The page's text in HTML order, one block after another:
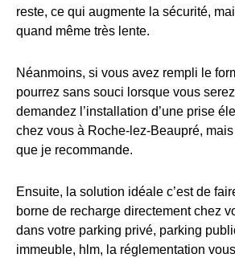
reste, ce qui augmente la sécurité,
quand même très lente.
Néanmoins, si vous avez rempli le
pourrez sans souci lorsque vous
demandez l’installation d’une prise
chez vous à Roche-lez-Beaupré, mais
que je recommande.
Ensuite, la solution idéale c’est de
borne de recharge directement chez
dans votre parking privé, parking
immeuble, hlm, la réglementation